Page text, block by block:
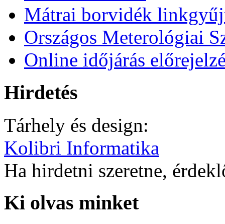
Mátrai borvidék
Országos Meterológiai
Online időjárás
Hirdetés
Tárhely és design:
Kolibri Informatika
Ha hirdetni szeretne,
Ki olvas minket